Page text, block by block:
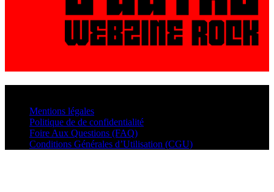
Mentions légales
Politique de de confidentialité
Foire Aux Questions (FAQ)
Conditions Générales d’Utilisation (CGU)